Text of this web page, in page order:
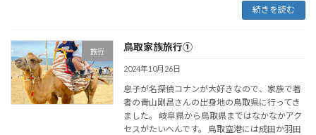
続きを読む
旅行 鳥取家族旅行①
2024年10月26日
息子が名探偵コナンが大好きなので、家族で著
者の青山剛昌さんの出身地の鳥取県に行ってき
ました。 岐阜県から鳥取県まではなかなかアク
セスがたいへんです。 鳥取空港には成田か羽田